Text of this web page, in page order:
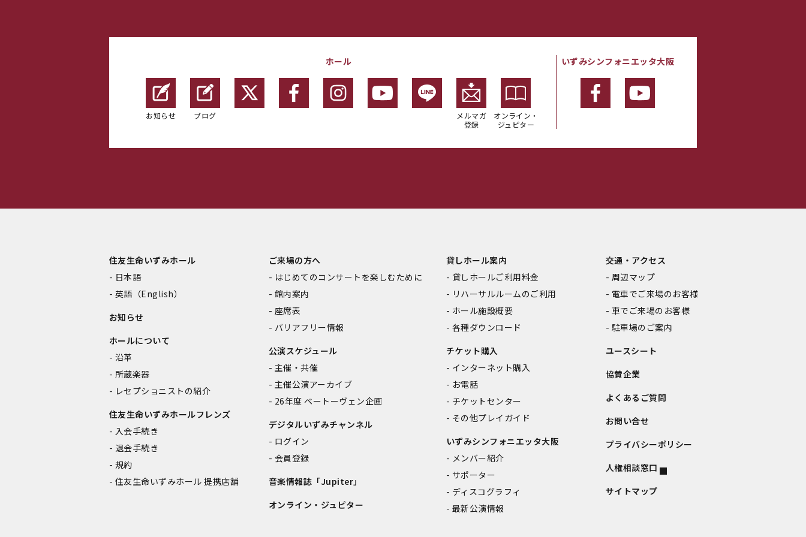
ホール
お知らせ ブログ
メルマガ
登録
オンライン・
ジュピター
いずみシンフォニエッタ大阪
住友生命いずみホール
日本語
英語（English）
お知らせ
ホールについて
沿革
所蔵楽器
レセプショニストの紹介
住友生命いずみホールフレンズ
入会手続き
退会手続き
規約
住友生命いずみホール 提携店舗
ご来場の方へ
はじめてのコンサートを楽しむために
館内案内
座席表
バリアフリー情報
公演スケジュール
主催・共催
主催公演アーカイブ
26年度 ベートーヴェン企画
デジタルいずみチャンネル
ログイン
会員登録
音楽情報誌「Jupiter」
オンライン・ジュピター
貸しホール案内
貸しホールご利用料金
リハーサルルームのご利用
ホール施設概要
各種ダウンロード
チケット購入
インターネット購入
お電話
チケットセンター
その他プレイガイド
いずみシンフォニエッタ大阪
メンバー紹介
サポーター
ディスコグラフィ
最新公演情報
交通・アクセス
周辺マップ
電車でご来場のお客様
車でご来場のお客様
駐車場のご案内
ユースシート
協賛企業
よくあるご質問
お問い合せ
プライバシーポリシー
人権相談窓口
サイトマップ